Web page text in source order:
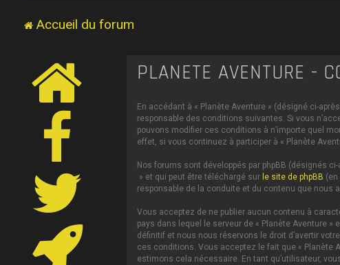
Accueil du forum
PLANÈTE AVENTURE -
En accédant à « Planète Aventure » (désigné ci-
responsable des conditions suivantes. Si vous
pouvons modifier ces conditions à n’importe quel
effet, si vous continuez à participer à « Planète
Nos forums sont développés par phpBB (désignés
» et qui peut être téléchargé sur le site de phpBB
responsable de la conduite et du contenu que nous
Vous acceptez de ne publier aucun contenu à
pays dans lequel le serveur de « Planète Aventure
définitif et nous nous réservons le droit d’avertir
ces conditions. Vous acceptez le fait que « Planète
estimons cela nécessaire. En tant qu’utilisateur,